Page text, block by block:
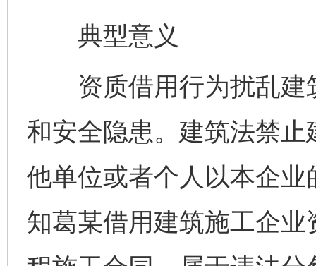
典型意义
资质借用行为扰乱建
和安全隐患。建筑法禁
他单位或者个人以本企
知葛某借用建筑施工企